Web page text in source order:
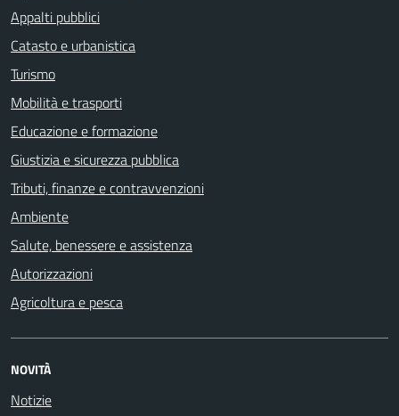
Appalti pubblici
Catasto e urbanistica
Turismo
Mobilità e trasporti
Educazione e formazione
Giustizia e sicurezza pubblica
Tributi, finanze e contravvenzioni
Ambiente
Salute, benessere e assistenza
Autorizzazioni
Agricoltura e pesca
NOVITÀ
Notizie